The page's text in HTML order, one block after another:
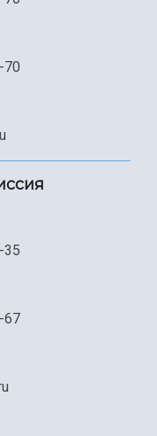
70
35
67